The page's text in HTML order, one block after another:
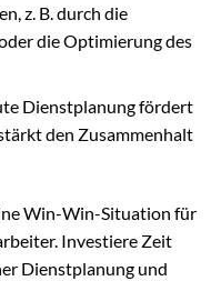
z. B. durch die
die Optimierung des
Dienstplanung fördert
den Zusammenhalt
Win-Win-Situation für
Investiere Zeit
Dienstplanung und